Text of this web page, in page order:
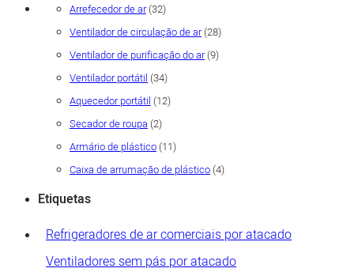
Arrefecedor de ar 3232
Ventilador de circulação de ar 2828
Ventilador de purificação do ar 99
Ventilador portátil 3434
Aquecedor portátil 1212
Secador de roupa 22
Armário de plástico 1111
Caixa de arrumação de plástico 44
Etiquetas
Refrigeradores de ar comerciais por atacado
Ventiladores sem pás por atacado